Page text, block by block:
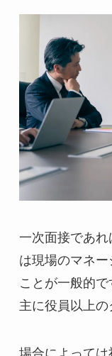
一次面接であ
は現場のマネ
ことが一般的で
主に役員以上の